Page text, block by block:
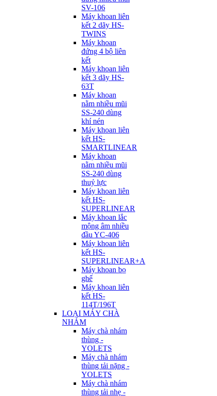
SV-106
Máy khoan liên
kết 2 dãy HS-
TWINS
Máy khoan
đứng 4 bộ liên
kết
Máy khoan liên
kết 3 dãy HS-
63T
Máy khoan
nằm nhiều mũi
SS-240 dùng
khí nén
Máy khoan liên
kết HS-
SMARTLINEAR
Máy khoan
nằm nhiều mũi
SS-240 dùng
thuỷ lực
Máy khoan liên
kết HS-
SUPERLINEAR
Máy khoan lắc
mộng âm nhiều
đầu YC-406
Máy khoan liên
kết HS-
SUPERLINEAR+A
Máy khoan bọ
ghế
Máy khoan liên
kết HS-
114T/196T
LOẠI MÁY CHÀ
NHÁM
Máy chà nhám
thùng -
YOLETS
Máy chà nhám
thùng tải nặng -
YOLETS
Máy chà nhám
thùng tải nhẹ -